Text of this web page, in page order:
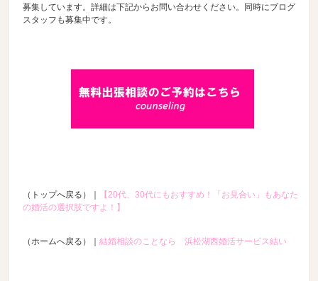
募集しています。詳細は下記からお問い合わせください。同時にブログ
スタッフも募集中です。
（トップへ戻る）｜
【20代、30代にもおすすめ！「お見合い」もあなた
の婚活の選択肢ですよ！】
（ホームへ戻る）｜結婚相談のことなら 浜松湖西婚活サービス結い